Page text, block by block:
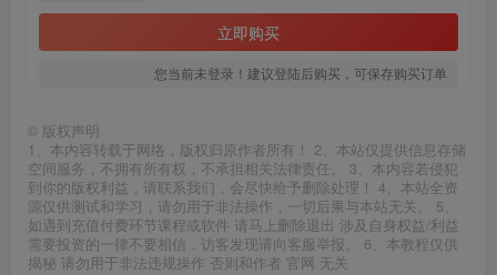
立即购买
您当前未登录！建议登陆后购买，可保存购买订单
© 版权声明
1、本内容转载于网络，版权归原作者所有！ 2、本站仅提供信息存储
空间服务，不拥有所有权，不承担相关法律责任。 3、本内容若侵犯
到你的版权利益，请联系我们，会尽快给予删除处理！ 4、本站全资
源仅供测试和学习，请勿用于非法操作，一切后果与本站无关。 5、
如遇到充值付费环节课程或软件 请马上删除退出 涉及自身权益/利益
需要投资的一律不要相信，访客发现请向客服举报。 6、本教程仅供
揭秘 请勿用于非法违规操作 否则和作者 官网 无关